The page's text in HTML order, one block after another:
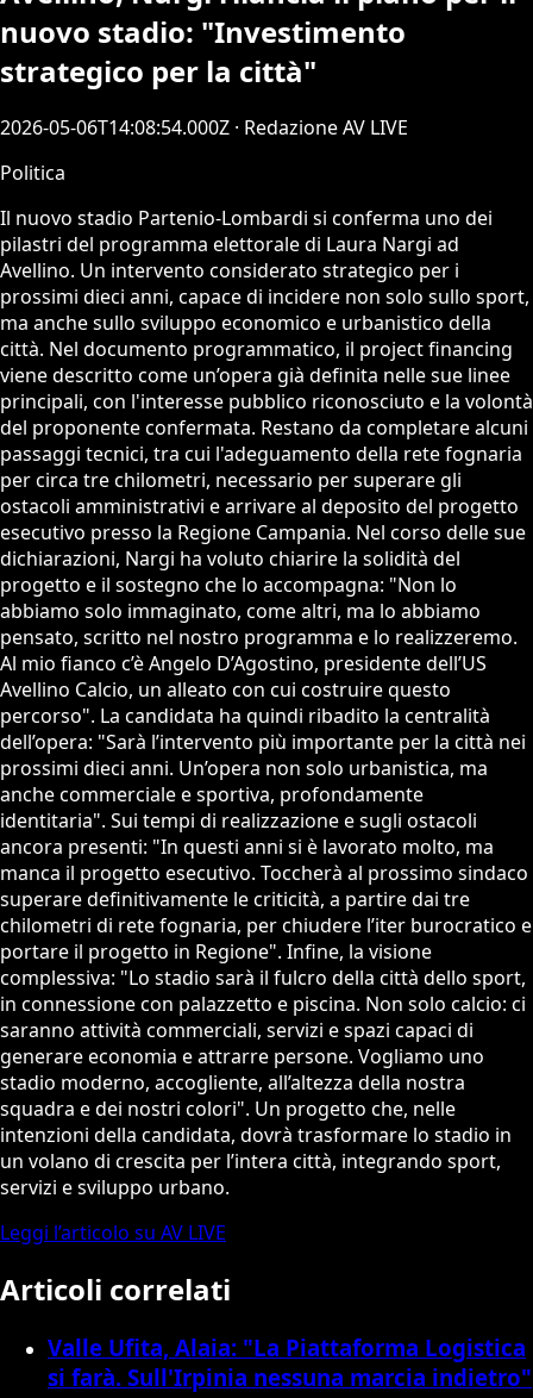
nuovo stadio: "Investimento
strategico per la città"
2026-05-06T14:08:54.000Z · Redazione AV LIVE
Politica
Il nuovo stadio Partenio-Lombardi si conferma uno dei
pilastri del programma elettorale di Laura Nargi ad
Avellino. Un intervento considerato strategico per i
prossimi dieci anni, capace di incidere non solo sullo sport,
ma anche sullo sviluppo economico e urbanistico della
città. Nel documento programmatico, il project financing
viene descritto come un’opera già definita nelle sue linee
principali, con l'interesse pubblico riconosciuto e la volontà
del proponente confermata. Restano da completare alcuni
passaggi tecnici, tra cui l'adeguamento della rete fognaria
per circa tre chilometri, necessario per superare gli
ostacoli amministrativi e arrivare al deposito del progetto
esecutivo presso la Regione Campania. Nel corso delle sue
dichiarazioni, Nargi ha voluto chiarire la solidità del
progetto e il sostegno che lo accompagna: "Non lo
abbiamo solo immaginato, come altri, ma lo abbiamo
pensato, scritto nel nostro programma e lo realizzeremo.
Al mio fianco c’è Angelo D’Agostino, presidente dell’US
Avellino Calcio, un alleato con cui costruire questo
percorso". La candidata ha quindi ribadito la centralità
dell’opera: "Sarà l’intervento più importante per la città nei
prossimi dieci anni. Un’opera non solo urbanistica, ma
anche commerciale e sportiva, profondamente
identitaria". Sui tempi di realizzazione e sugli ostacoli
ancora presenti: "In questi anni si è lavorato molto, ma
manca il progetto esecutivo. Toccherà al prossimo sindaco
superare definitivamente le criticità, a partire dai tre
chilometri di rete fognaria, per chiudere l’iter burocratico e
portare il progetto in Regione". Infine, la visione
complessiva: "Lo stadio sarà il fulcro della città dello sport,
in connessione con palazzetto e piscina. Non solo calcio: ci
saranno attività commerciali, servizi e spazi capaci di
generare economia e attrarre persone. Vogliamo uno
stadio moderno, accogliente, all’altezza della nostra
squadra e dei nostri colori". Un progetto che, nelle
intenzioni della candidata, dovrà trasformare lo stadio in
un volano di crescita per l’intera città, integrando sport,
servizi e sviluppo urbano.
Leggi l’articolo su AV LIVE
Articoli correlati
Valle Ufita, Alaia: "La Piattaforma Logistica
si farà. Sull'Irpinia nessuna marcia indietro"